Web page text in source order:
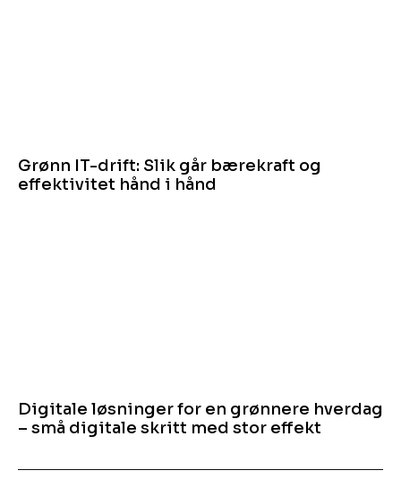
Grønn IT-drift: Slik går bærekraft og
effektivitet hånd i hånd
Digitale løsninger for en grønnere hverdag
– små digitale skritt med stor effekt